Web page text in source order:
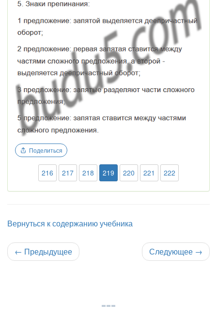
Поделиться
216 217 218 219 220 221 222
Вернуться к содержанию учебника
← Предыдущее Следующее →